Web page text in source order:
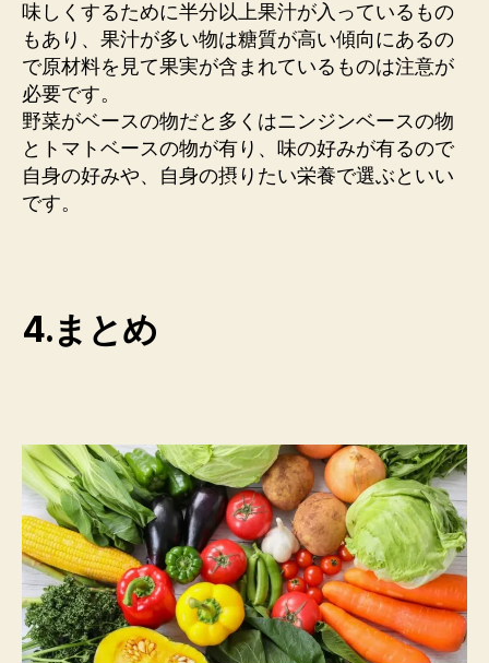
味しくするために半分以上果汁が入っているもの
もあり、果汁が多い物は糖質が高い傾向にあるの
で原材料を見て果実が含まれているものは注意が
必要です。
野菜がベースの物だと多くはニンジンベースの物
とトマトベースの物が有り、味の好みが有るので
自身の好みや、自身の摂りたい栄養で選ぶといい
です。
4.まとめ